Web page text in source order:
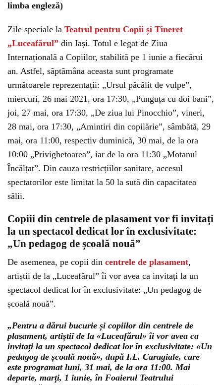
limba engleză)
Zile speciale la Teatrul pentru Copii și Tineret
„Luceafărul” din Iași. Totul e legat de Ziua
Internațională a Copiilor, stabilită pe 1 iunie a fiecărui
an. Astfel, săptămâna aceasta sunt programate
următoarele reprezentații: „Ursul păcălit de vulpe”,
miercuri, 26 mai 2021, ora 17:30, „Punguța cu doi bani”,
joi, 27 mai, ora 17:30, „De ziua lui Pinocchio”, vineri,
28 mai, ora 17:30, „Amintiri din copilărie”, sâmbătă, 29
mai, ora 11:00, respectiv duminică, 30 mai, de la ora
10:00 „Privighetoarea”, iar de la ora 11:30 „Motanul
Încălțat”. Din cauza restricțiilor sanitare, accesul
spectatorilor este limitat la 50 la sută din capacitatea
sălii.
Copiii din centrele de plasament vor fi invitați
la un spectacol dedicat lor în exclusivitate:
„Un pedagog de școală nouă”
De asemenea, pe copii din centrele de plasament,
artiștii de la „Luceafărul” îi vor avea ca invitați la un
spectacol dedicat lor în exclusivitate: „Un pedagog de
școală nouă”.
„Pentru a dărui bucurie și copiilor din centrele de
plasament, artiștii de la «Luceafărul» îi vor avea ca
invitați la un spectacol dedicat lor în exclusivitate: «Un
pedagog de școală nouă», după I.L. Caragiale, care
este programat luni, 31 mai, de la ora 11:00. Mai
departe, marți, 1 iunie, în Foaierul Teatrului